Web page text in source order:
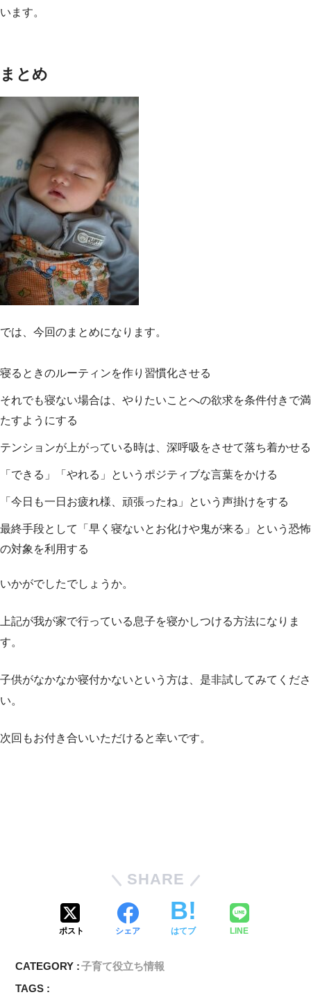
います。
まとめ
では、今回のまとめになります。
寝るときのルーティンを作り習慣化させる
それでも寝ない場合は、やりたいことへの欲求を条件付きで満
たすようにする
テンションが上がっている時は、深呼吸をさせて落ち着かせる
「できる」「やれる」というポジティブな言葉をかける
「今日も一日お疲れ様、頑張ったね」という声掛けをする
最終手段として「早く寝ないとお化けや鬼が来る」という恐怖
の対象を利用する
いかがでしたでしょうか。
上記が我が家で行っている息子を寝かしつける方法になりま
す。
子供がなかなか寝付かないという方は、是非試してみてくださ
い。
次回もお付き合いいただけると幸いです。
SHARE
ポスト シェア はてブ LINE
CATEGORY :子育て役立ち情報
TAGS :